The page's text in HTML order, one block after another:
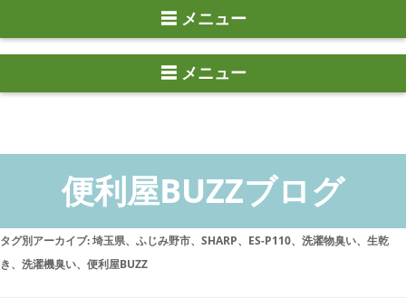
☰ メニュー
タグ別アーカイブ:埼玉県、ふじみ野市、SHARP、ES-P110、洗濯物臭い、生乾
き、洗濯機臭い、便利屋BUZZ